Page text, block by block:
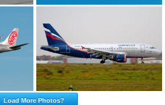
Load More Photos?